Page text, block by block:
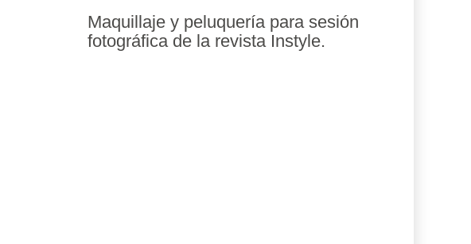
Maquillaje y peluquería para sesión
fotográfica de la revista Instyle.